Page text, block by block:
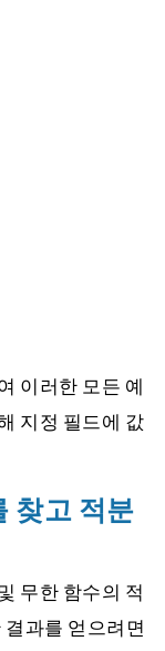
이러한 모든 예
지정 필드에 값
찾고 적분
무한 함수의 적
과를 얻으려면